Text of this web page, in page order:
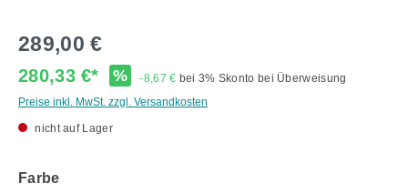
289,00 €
280,33 €* % -8,67 € bei 3% Skonto bei Überweisung
Preise inkl. MwSt. zzgl. Versandkosten
nicht auf Lager
Farbeauswählen